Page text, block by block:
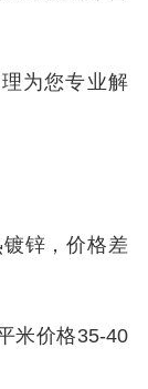
为您专业解
锌，价格差
米价格35-40